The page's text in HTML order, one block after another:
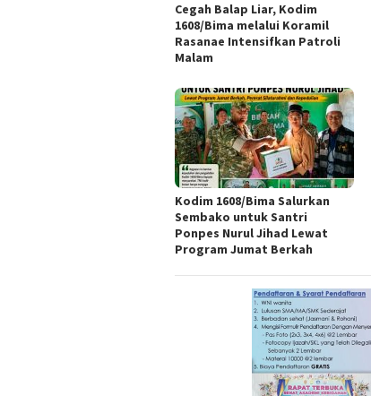
Cegah Balap Liar, Kodim
1608/Bima melalui Koramil
Rasanae Intensifkan Patroli
Malam
Kodim 1608/Bima Salurkan
Sembako untuk Santri
Ponpes Nurul Jihad Lewat
Program Jumat Berkah